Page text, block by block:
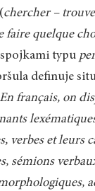
chercher –
faire quelque
typu
definuje
En français, on
verbes et leurs
sémions